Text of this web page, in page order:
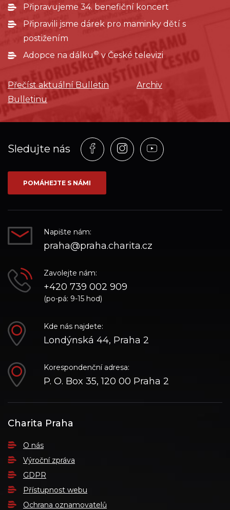
Připravujeme 34. benefiční koncert
Připravili jsme dárek pro maminky dětí s
postižením
Adopce na dálku ®v České televizi
Přečíst aktuální Bulletin
Archiv
Bulletinu
Sledujte nás
Profil
na
síti_Facebook
Profil
na
Profil
na
POMÁHEJTE S NÁMI
Napište nám:
praha@praha.charita.cz
Zavolejte nám:
+420 739 002 909
(po-pá: 9-15 hod)
Kde nás najdete:
Londýnská 44, Praha 2
Korespondenční adresa:
P. O. Box 35, 120 00 Praha 2
Charita Praha
O nás
Výroční zpráva
GDPR
Přístupnost webu
Ochrana oznamovatelů